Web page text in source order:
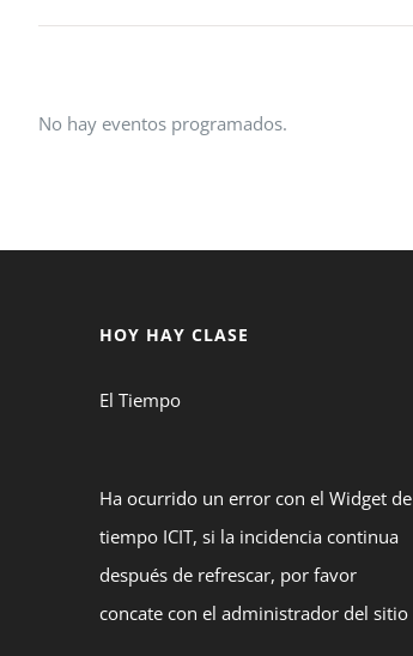
No hay eventos programados.
HOY HAY CLASE
El Tiempo
Ha ocurrido un error con el Widget de
tiempo ICIT, si la incidencia continua
después de refrescar, por favor
concate con el administrador del sitio